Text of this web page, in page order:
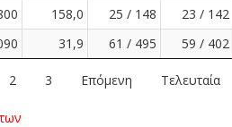
158,0 25 / 148
23 / 142
31,9 61 / 495 59 / 402
2 3 Επόμενη Τελευταία